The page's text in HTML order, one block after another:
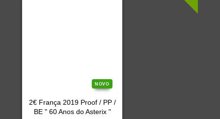
NOVO
2€ França 2019 Proof / PP /
BE " 60 Anos do Asterix "